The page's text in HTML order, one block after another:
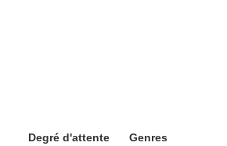
Degré d'attente Genres